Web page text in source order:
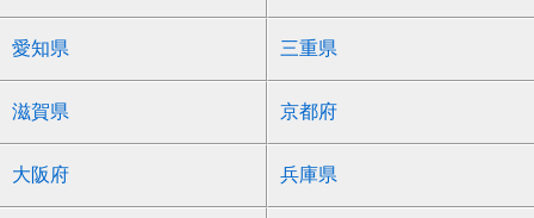
愛知県 三重県
滋賀県 京都府
大阪府 兵庫県